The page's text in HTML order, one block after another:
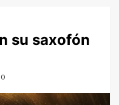
su saxofón
0